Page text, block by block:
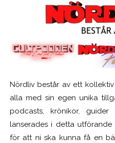
Nördliv består av ett
alla med sin egen unika
podcasts, krönikor,
lanserades i detta
för att ni ska kunna få en